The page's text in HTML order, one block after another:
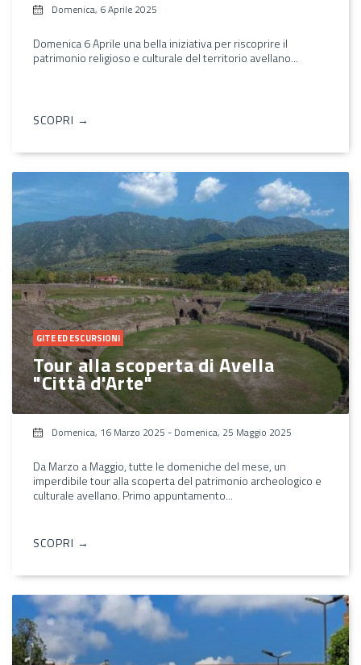
Domenica, 6 Aprile 2025
Domenica 6 Aprile una bella iniziativa per riscoprire il
patrimonio religioso e culturale del territorio avellano...
SCOPRI →
GITE ED ESCURSIONI
Tour alla scoperta di Avella
"Città d'Arte"
Domenica, 16 Marzo 2025 - Domenica, 25 Maggio 2025
Da Marzo a Maggio, tutte le domeniche del mese, un
imperdibile tour alla scoperta del patrimonio archeologico e
culturale avellano. Primo appuntamento...
SCOPRI →